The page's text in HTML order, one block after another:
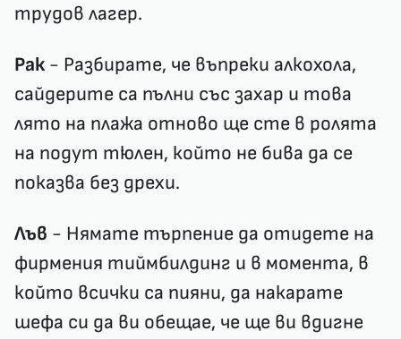
трудов лагер.
Рак - Разбирате, че въпреки алкохола,
сайдерите са пълни със захар и това
лято на плажа отново ще сте в ролята
на подут тюлен, който не бива да се
показва без дрехи.
Лъв - Нямате търпение да отидете на
фирмения тиймбилдинг и в момента, в
който всички са пияни, да накарате
шефа си да ви обещае, че ще ви вдигне